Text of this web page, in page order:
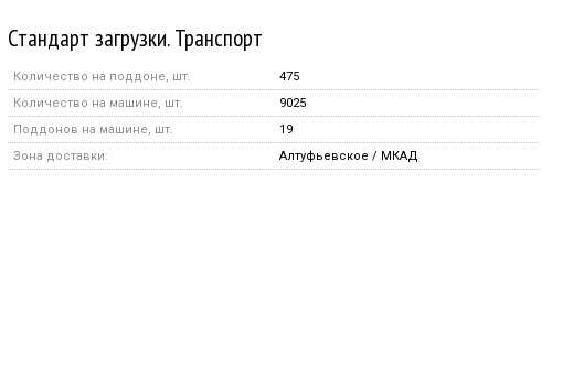
Стандарт загрузки. Транспорт
Количество на поддоне, шт.
475
Количество на машине, шт.
9025
Поддонов на машине, шт.
19
Зона доставки:
Алтуфьевское / МКАД